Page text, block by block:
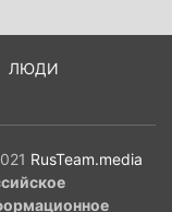
ЛЮДИ
RusTeam.media